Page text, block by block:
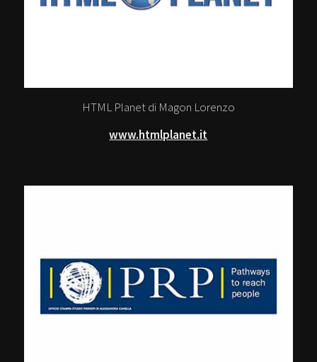
HTML Planet di Magon Lorenzo
www.htmlplanet.it